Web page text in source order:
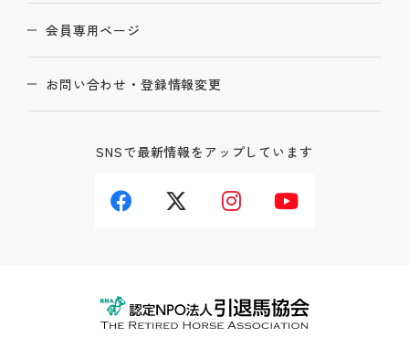
会員専用ページ
お問い合わせ・登録情報変更
SNSで最新情報をアップしています